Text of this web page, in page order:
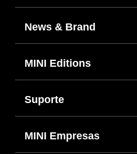
News & Brand
MINI Editions
Suporte
MINI Empresas